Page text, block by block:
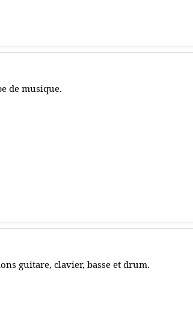
de musique.
guitare, clavier, basse et drum.